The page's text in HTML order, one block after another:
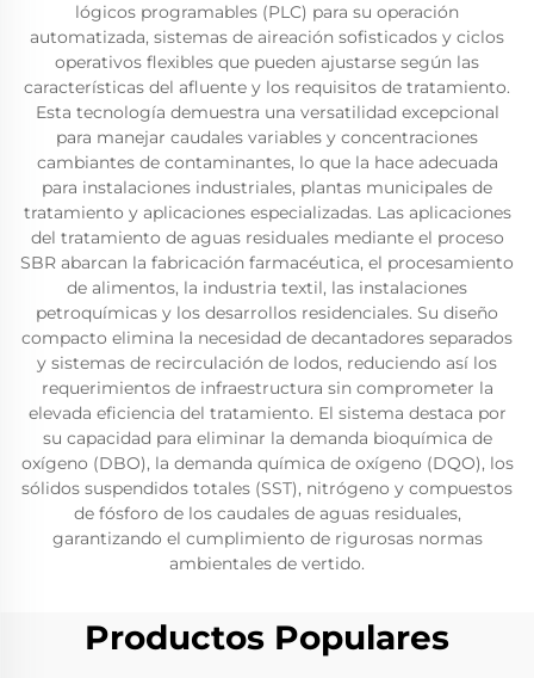
lógicos programables (PLC) para su operación
automatizada, sistemas de aireación sofisticados y ciclos
operativos flexibles que pueden ajustarse según las
características del afluente y los requisitos de tratamiento.
Esta tecnología demuestra una versatilidad excepcional
para manejar caudales variables y concentraciones
cambiantes de contaminantes, lo que la hace adecuada
para instalaciones industriales, plantas municipales de
tratamiento y aplicaciones especializadas. Las aplicaciones
del tratamiento de aguas residuales mediante el proceso
SBR abarcan la fabricación farmacéutica, el procesamiento
de alimentos, la industria textil, las instalaciones
petroquímicas y los desarrollos residenciales. Su diseño
compacto elimina la necesidad de decantadores separados
y sistemas de recirculación de lodos, reduciendo así los
requerimientos de infraestructura sin comprometer la
elevada eficiencia del tratamiento. El sistema destaca por
su capacidad para eliminar la demanda bioquímica de
oxígeno (DBO), la demanda química de oxígeno (DQO), los
sólidos suspendidos totales (SST), nitrógeno y compuestos
de fósforo de los caudales de aguas residuales,
garantizando el cumplimiento de rigurosas normas
ambientales de vertido.
Productos Populares